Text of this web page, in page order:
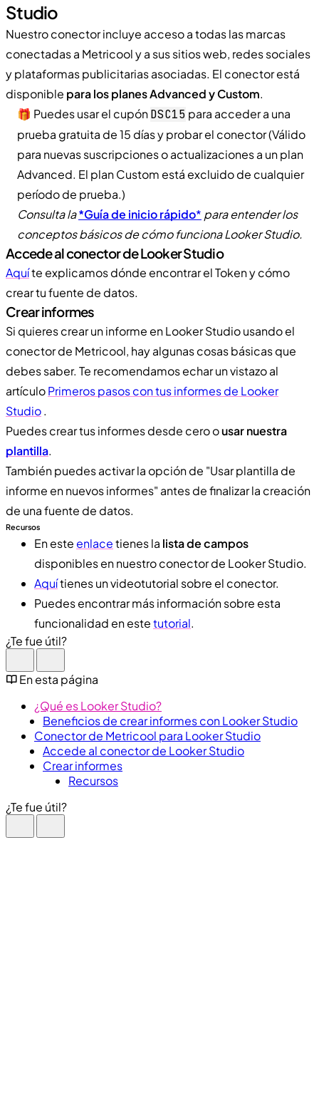
Studio
Nuestro conector incluye acceso a todas las marcas
conectadas a Metricool y a sus sitios web, redes sociales
y plataformas publicitarias asociadas. El conector está
disponible para los planes Advanced y Custom.
🎁 Puedes usar el cupónDSC15 para acceder a una
prueba gratuita de 15 días y probar el conector (Válido
para nuevas suscripciones o actualizaciones a un plan
Advanced. El plan Custom está excluido de cualquier
período de prueba.)
Consulta la*Guía de inicio rápido* para entender los
conceptos básicos de cómo funciona Looker Studio.
Accede al conector de Looker Studio
Aquíte explicamos dónde encontrar el Token y cómo
crear tu fuente de datos.
Crear informes
Si quieres crear un informe en Looker Studio usando el
conector de Metricool, hay algunas cosas básicas que
debes saber. Te recomendamos echar un vistazo al
artículoPrimeros pasos con tus informes de Looker
Studio.
Puedes crear tus informes desde cero ousar nuestra
plantilla.
También puedes activar la opción de "Usar plantilla de
informe en nuevos informes" antes de finalizar la creación
de una fuente de datos.
Recursos
En esteenlacetienes la lista de campos
disponibles en nuestro conector de Looker Studio.
Aquítienes un videotutorial sobre el conector.
Puedes encontrar más información sobre esta
funcionalidad en estetutorial.
¿Te fue útil?
En esta página
¿Qué es Looker Studio?
Beneficios de crear informes con Looker Studio
Conector de Metricool para Looker Studio
Accede al conector de Looker Studio
Crear informes
Recursos
¿Te fue útil?